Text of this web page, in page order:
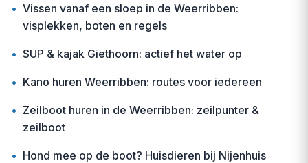
• Vissen vanaf een sloep in de Weerribben:
visplekken, boten en regels
• SUP & kajak Giethoorn: actief het water op
• Kano huren Weerribben: routes voor iedereen
• Zeilboot huren in de Weerribben: zeilpunter &
zeilboot
• Hond mee op de boot? Huisdieren bij Nijenhuis